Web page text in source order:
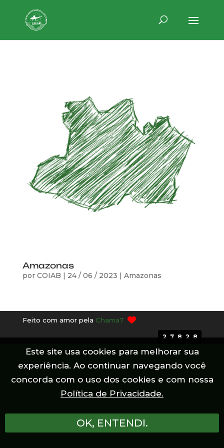
Amazonas
por COIAB 24 / 06 / 2023 Amazonas
Feito com amor pela Chama7
27828
Este site usa cookies para melhorar sua
experiência. Ao continuar navegando você
concorda com o uso dos cookies e com nossa
Política de Privacidade.
OK, ENTENDI.